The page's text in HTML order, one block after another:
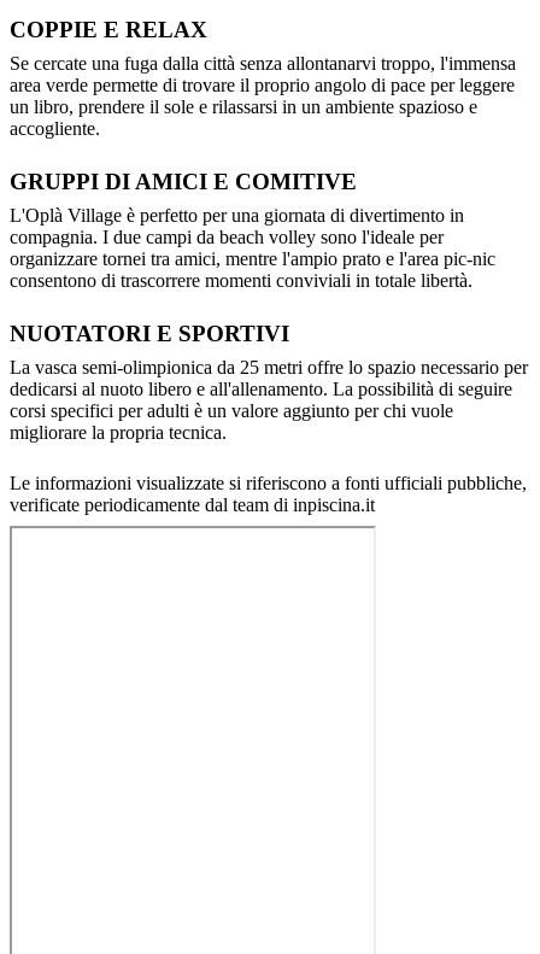
COPPIE E RELAX
Se cercate una fuga dalla città senza allontanarvi troppo, l'immensa
area verde permette di trovare il proprio angolo di pace per leggere
un libro, prendere il sole e rilassarsi in un ambiente spazioso e
accogliente.
GRUPPI DI AMICI E COMITIVE
L'Oplà Village è perfetto per una giornata di divertimento in
compagnia. I due campi da beach volley sono l'ideale per
organizzare tornei tra amici, mentre l'ampio prato e l'area pic-nic
consentono di trascorrere momenti conviviali in totale libertà.
NUOTATORI E SPORTIVI
La vasca semi-olimpionica da 25 metri offre lo spazio necessario per
dedicarsi al nuoto libero e all'allenamento. La possibilità di seguire
corsi specifici per adulti è un valore aggiunto per chi vuole
migliorare la propria tecnica.
Le informazioni visualizzate si riferiscono a fonti ufficiali pubbliche,
verificate periodicamente dal team di inpiscina.it